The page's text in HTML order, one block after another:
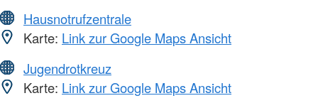
Hausnotrufzentrale
Karte: Link zur Google Maps Ansicht
Jugendrotkreuz
Karte: Link zur Google Maps Ansicht